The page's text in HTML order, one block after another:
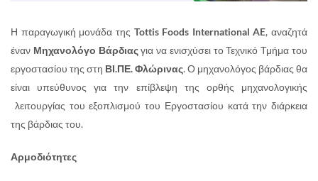
Η παραγωγική μονάδα της Tottis Foods International AE, αναζητά
έναν Μηχανολόγο Βάρδιαςγια να ενισχύσει το Τεχνικό Τμήμα του
εργοστασίου της στη ΒΙ.ΠΕ. Φλώρινας. Ο μηχανολόγος βάρδιας θα
είναι υπεύθυνος για την επίβλεψη της ορθής μηχανολογικής
λειτουργίας του εξοπλισμού του Εργοστασίου κατά την διάρκεια
της βάρδιας του.
Αρμοδιότητες